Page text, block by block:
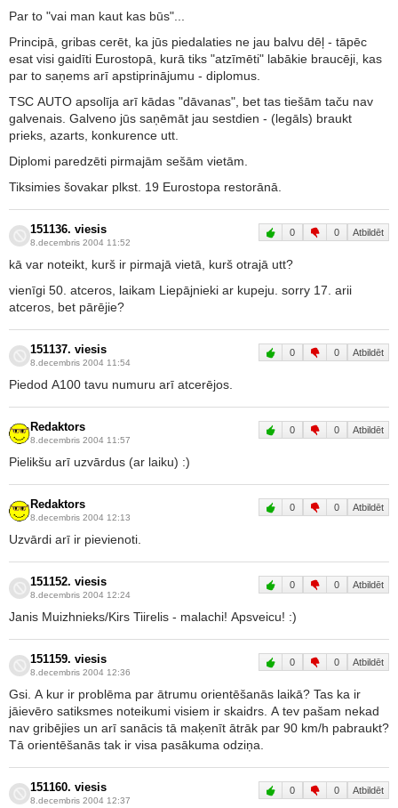
Par to "vai man kaut kas būs"...
Principā, gribas cerēt, ka jūs piedalaties ne jau balvu dēļ - tāpēc
esat visi gaidīti Eurostopā, kurā tiks "atzīmēti" labākie braucēji, kas
par to saņems arī apstiprinājumu - diplomus.
TSC AUTO apsolīja arī kādas "dāvanas", bet tas tiešām taču nav
galvenais. Galveno jūs saņēmāt jau sestdien - (legāls) braukt
prieks, azarts, konkurence utt.
Diplomi paredzēti pirmajām sešām vietām.
Tiksimies šovakar plkst. 19 Eurostopa restorānā.
151136. viesis
8.decembris 2004 11:52
0 0 Atbildēt
kā var noteikt, kurš ir pirmajā vietā, kurš otrajā utt?
vienīgi 50. atceros, laikam Liepājnieki ar kupeju. sorry 17. arii
atceros, bet pārējie?
151137. viesis
8.decembris 2004 11:54
0 0 Atbildēt
Piedod A100 tavu numuru arī atcerējos.
Redaktors
8.decembris 2004 11:57
0 0 Atbildēt
Pielikšu arī uzvārdus (ar laiku) :)
Redaktors
8.decembris 2004 12:13
0 0 Atbildēt
Uzvārdi arī ir pievienoti.
151152. viesis
8.decembris 2004 12:24
0 0 Atbildēt
Janis Muizhnieks/Kirs Tiirelis - malachi! Apsveicu! :)
151159. viesis
8.decembris 2004 12:36
0 0 Atbildēt
Gsi. A kur ir problēma par ātrumu orientēšanās laikā? Tas ka ir
jāievēro satiksmes noteikumi visiem ir skaidrs. A tev pašam nekad
nav gribējies un arī sanācis tā maķenīt ātrāk par 90 km/h pabraukt?
Tā orientēšanās tak ir visa pasākuma odziņa.
151160. viesis
8.decembris 2004 12:37
0 0 Atbildēt